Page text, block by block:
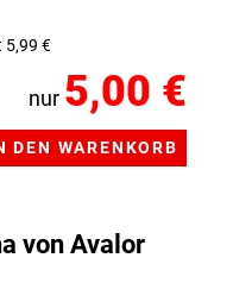
5,99 €
nur 5,00 €
von Avalor